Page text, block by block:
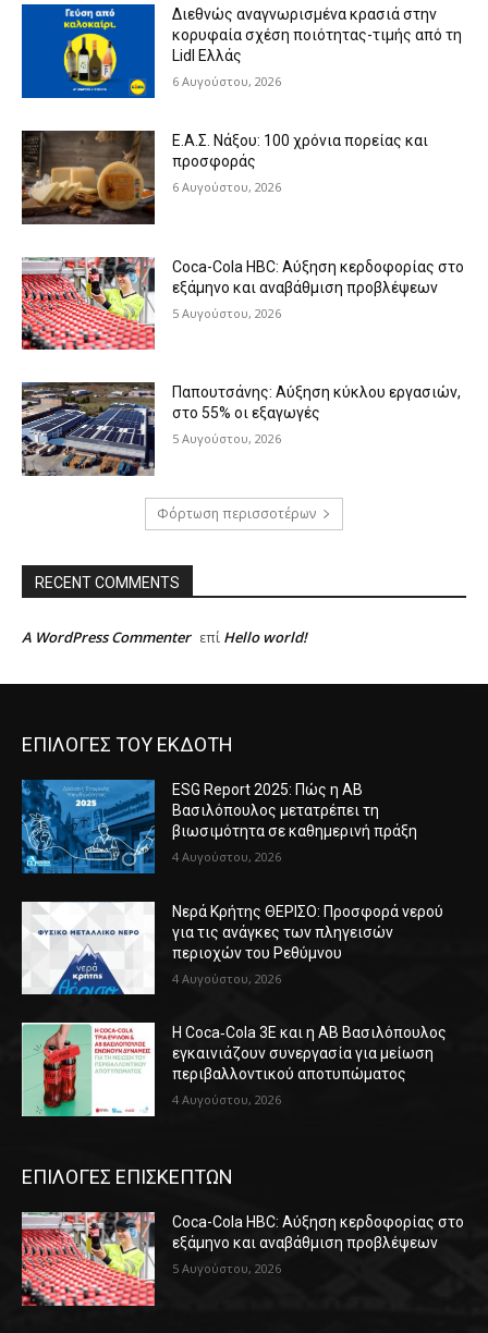
Διεθνώς αναγνωρισμένα κρασιά στην
κορυφαία σχέση ποιότητας-τιμής από τη
Lidl Ελλάς
6 Αυγούστου, 2026
Ε.Α.Σ. Νάξου: 100 χρόνια πορείας και
προσφοράς
6 Αυγούστου, 2026
Coca-Cola HBC: Αύξηση κερδοφορίας στο
εξάμηνο και αναβάθμιση προβλέψεων
5 Αυγούστου, 2026
Παπουτσάνης: Αύξηση κύκλου εργασιών,
στο 55% οι εξαγωγές
5 Αυγούστου, 2026
Φόρτωση περισσοτέρων
RECENT COMMENTS
A WordPress Commenter επί Hello world!
ΕΠΙΛΟΓΕΣ ΤΟΥ ΕΚΔΟΤΗ
ESG Report 2025: Πώς η ΑΒ
Βασιλόπουλος μετατρέπει τη
βιωσιμότητα σε καθημερινή πράξη
4 Αυγούστου, 2026
Νερά Κρήτης ΘΕΡΙΣΟ: Προσφορά νερού
για τις ανάγκες των πληγεισών
περιοχών του Ρεθύμνου
4 Αυγούστου, 2026
Η Coca‑Cola 3E και η ΑΒ Βασιλόπουλος
εγκαινιάζουν συνεργασία για μείωση
περιβαλλοντικού αποτυπώματος
4 Αυγούστου, 2026
ΕΠΙΛΟΓΕΣ ΕΠΙΣΚΕΠΤΩΝ
Coca-Cola HBC: Αύξηση κερδοφορίας στο
εξάμηνο και αναβάθμιση προβλέψεων
5 Αυγούστου, 2026